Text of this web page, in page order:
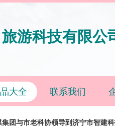
游科技有限公
大全 联系我们
集团与市老科协领导到济宁市智建